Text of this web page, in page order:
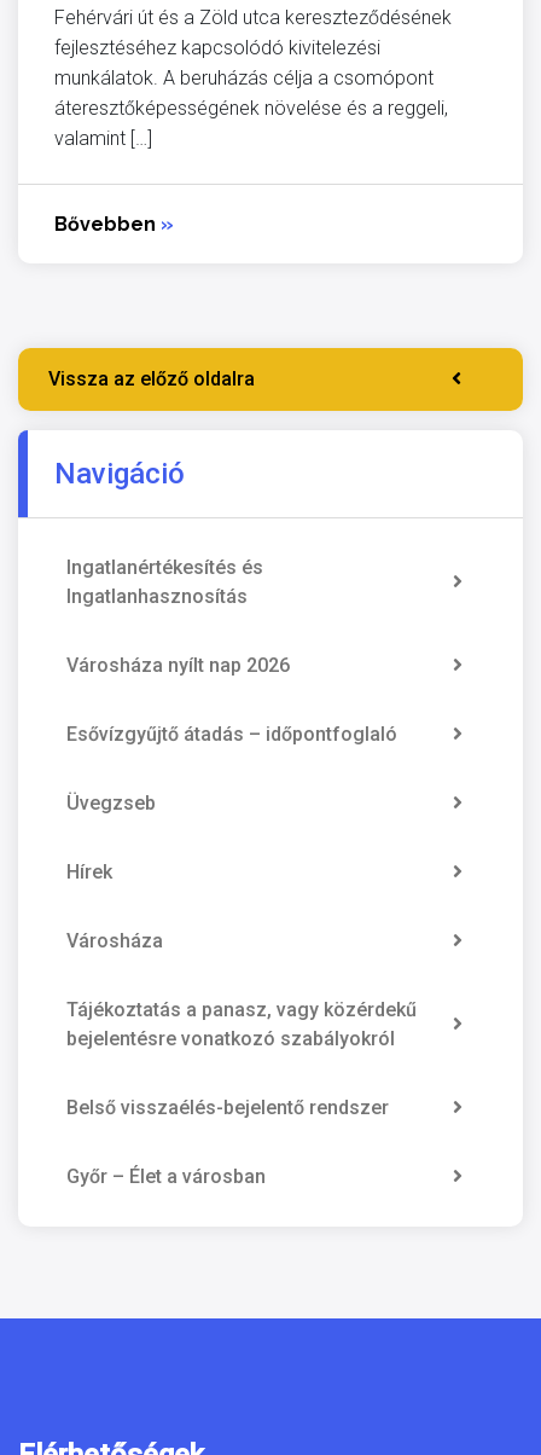
Fehérvári út és a Zöld utca kereszteződésének
fejlesztéséhez kapcsolódó kivitelezési
munkálatok. A beruházás célja a csomópont
áteresztőképességének növelése és a reggeli,
valamint […]
Bővebben »
Vissza az előző oldalra
Navigáció
Ingatlanértékesítés és
Ingatlanhasznosítás
Városháza nyílt nap 2026
Esővízgyűjtő átadás – időpontfoglaló
Üvegzseb
Hírek
Városháza
Tájékoztatás a panasz, vagy közérdekű
bejelentésre vonatkozó szabályokról
Belső visszaélés-bejelentő rendszer
Győr – Élet a városban